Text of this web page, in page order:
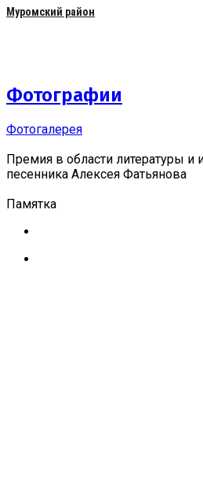
Муромский район
Фотографии
Фотогалерея
Премия в области литературы и
песенника Алексея Фатьянова
Памятка